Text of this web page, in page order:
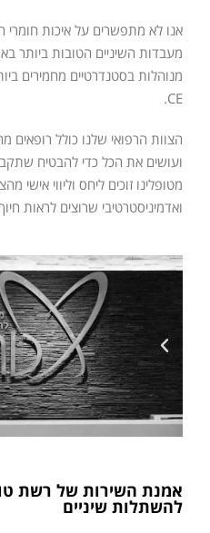
אנו לא מתפשרים על איכות חומרי
מעבדות השיניים הטובות ביותר
CE.
הצוות הרפואי שלנו כולל רופאים
ועושים את הכל כדי להבטיח
מטופלינו זוכים ליחס וליווי אישי
ואדמיניסטרטיבי שרוצים לראות
אמנת השירות של רשת
להשתלות שיניים